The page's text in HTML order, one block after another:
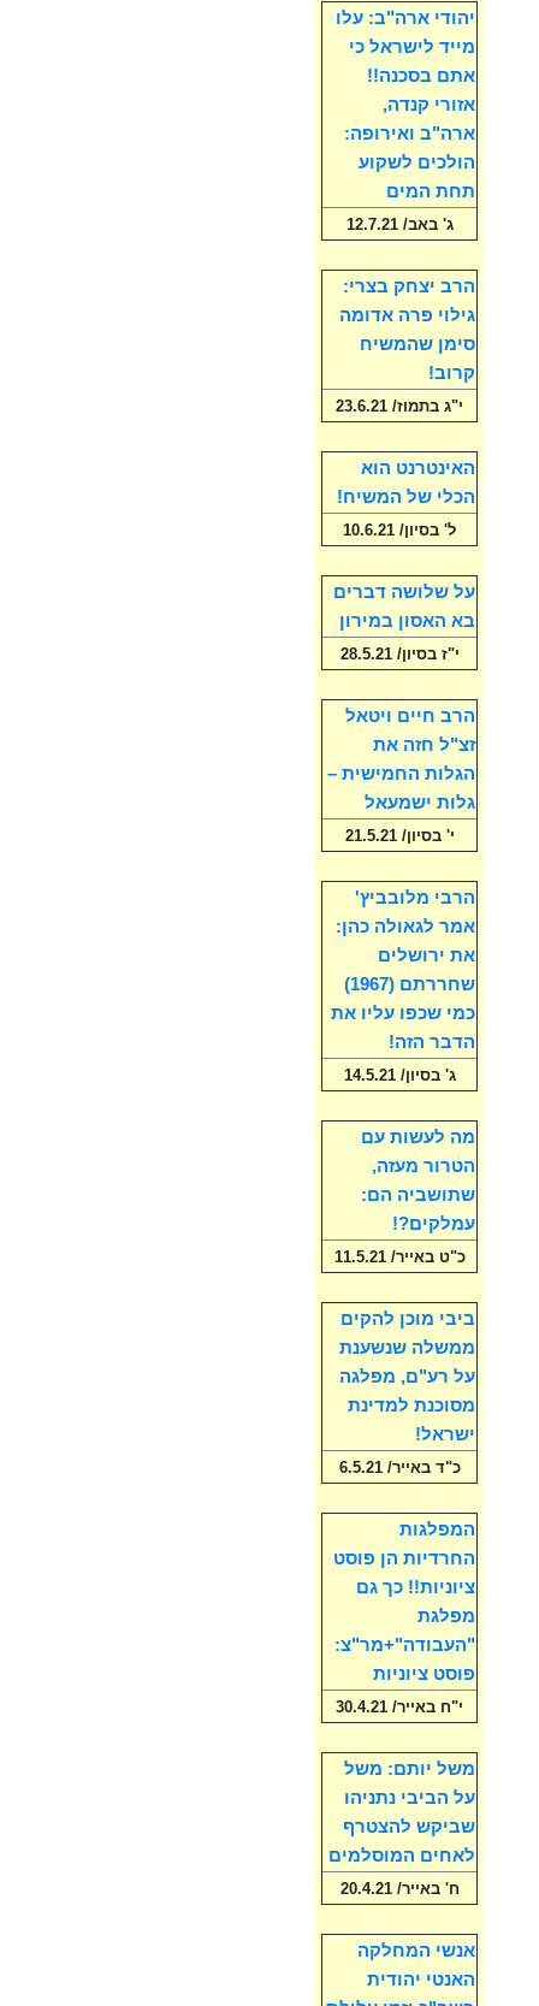
יהודי ארה"ב: עלו
מייד לישראל כי
אתם בסכנה!!
אזורי קנדה,
ארה"ב ואירופה:
הולכים לשקוע
תחת המים
ג' באב/ 12.7.21
הרב יצחק בצרי:
גילוי פרה אדומה
סימן שהמשיח
קרוב!
י"ג בתמוז/ 23.6.21
האינטרנט הוא
הכלי של המשיח!
ל' בסיון/ 10.6.21
על שלושה דברים
בא האסון במירון
י"ז בסיון/ 28.5.21
הרב חיים ויטאל
זצ"ל חזה את
הגלות החמישית –
גלות ישמעאל
י' בסיון/ 21.5.21
הרבי מלובביץ'
אמר לגאולה כהן:
את ירושלים
שחררתם (1967)
כמי שכפו עליו את
הדבר הזה!
ג' בסיון/ 14.5.21
מה לעשות עם
הטרור מעזה,
שתושביה הם:
עמלקים?!
כ"ט באייר/ 11.5.21
ביבי מוכן להקים
ממשלה שנשענת
על רע"ם, מפלגה
מסוכנת למדינת
ישראל!
כ"ד באייר/ 6.5.21
המפלגות
החרדיות הן פוסט
ציוניות!! כך גם
מפלגת
"העבודה"+מר"צ:
פוסט ציוניות
י"ח באייר/ 30.4.21
משל יותם: משל
על הביבי נתניהו
שביקש להצטרף
לאחים המוסלמים
ח' באייר/ 20.4.21
אנשי המחלקה
האנטי יהודית